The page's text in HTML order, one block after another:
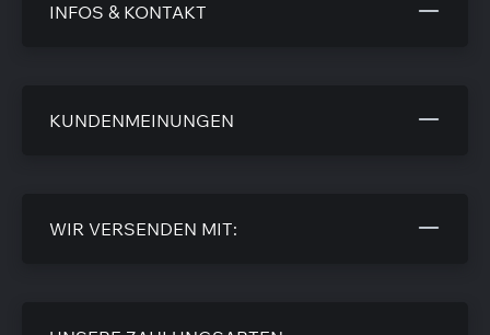
INFOS & KONTAKT
KUNDENMEINUNGEN
WIR VERSENDEN MIT: